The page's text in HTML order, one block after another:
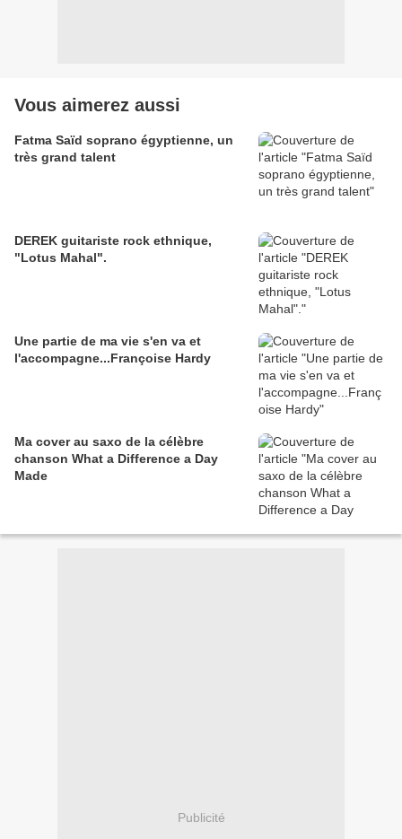
Vous aimerez aussi
Fatma Saïd soprano égyptienne, un
très grand talent
DEREK guitariste rock ethnique,
"Lotus Mahal".
Une partie de ma vie s'en va et
l'accompagne...Françoise Hardy
Ma cover au saxo de la célèbre
chanson What a Difference a Day
Made
Publicité